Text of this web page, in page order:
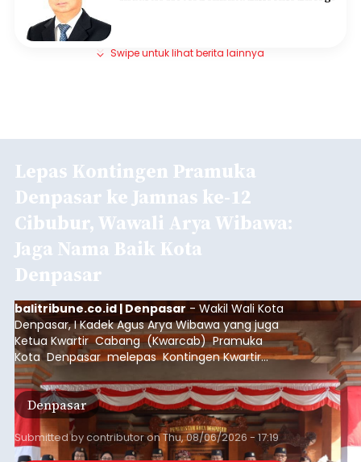
Swipe untuk lihat berita lainnya
Lepas Kontingen Pramuka
Denpasar ke Jamnas ke-12
Cibubur, Wawali Arya Wibawa:
Jaga Nama Baik Kota
Denpasar
balitribune.co.id | Denpasar- Wakil Wali Kota
Denpasar, I Kadek Agus Arya Wibawa yang juga
Ketua Kwartir Cabang (Kwarcab) Pramuka
Kota Denpasar melepas Kontingen Kwartir
Cabang Gerakan Pramuka Denpasar yang akan
mengikuti Jambore Nasional Pramuka ke-12
Tahun 2026 di Bumi Perkemahan Cibubur,
Jakarta Timur.
Denpasar
Submitted bycontributoronThu, 08/06/2026 - 17:19